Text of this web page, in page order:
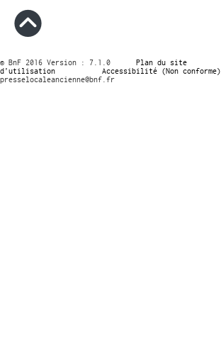
© BnF 2016 Version : 7.1.0 Plan du site
d’utilisation
Accessibilité (Non conforme)
presselocaleancienne@bnf.fr